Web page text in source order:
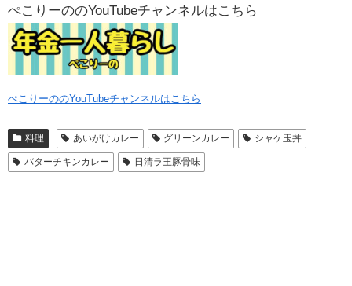
ぺこりーののYouTubeチャンネルはこちら
ぺこりーののYouTubeチャンネルはこちら
料理 あいがけカレー グリーンカレー シャケ玉丼
バターチキンカレー 日清ラ王豚骨味